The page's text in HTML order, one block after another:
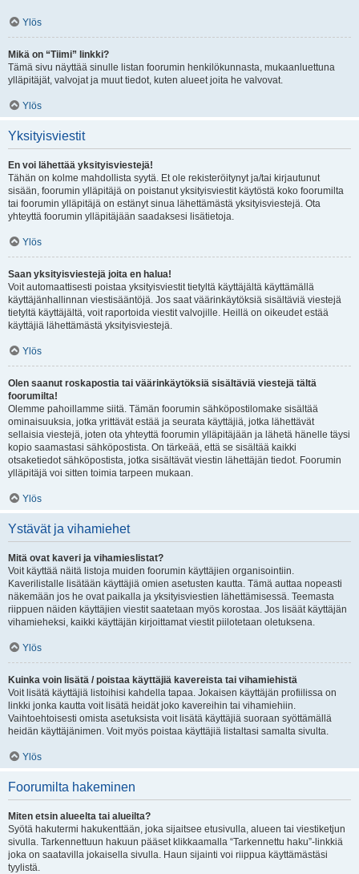
Ylös
Mikä on “Tiimi” linkki?
Tämä sivu näyttää sinulle listan foorumin henkilökunnasta, mukaanluettuna
ylläpitäjät, valvojat ja muut tiedot, kuten alueet joita he valvovat.
Ylös
Yksityisviestit
En voi lähettää yksityisviestejä!
Tähän on kolme mahdollista syytä. Et ole rekisteröitynyt ja/tai kirjautunut
sisään, foorumin ylläpitäjä on poistanut yksityisviestit käytöstä koko foorumilta
tai foorumin ylläpitäjä on estänyt sinua lähettämästä yksityisviestejä. Ota
yhteyttä foorumin ylläpitäjään saadaksesi lisätietoja.
Ylös
Saan yksityisviestejä joita en halua!
Voit automaattisesti poistaa yksityisviestit tietyltä käyttäjältä käyttämällä
käyttäjänhallinnan viestisääntöjä. Jos saat väärinkäytöksiä sisältäviä viestejä
tietyltä käyttäjältä, voit raportoida viestit valvojille. Heillä on oikeudet estää
käyttäjiä lähettämästä yksityisviestejä.
Ylös
Olen saanut roskapostia tai väärinkäytöksiä sisältäviä viestejä tältä
foorumilta!
Olemme pahoillamme siitä. Tämän foorumin sähköpostilomake sisältää
ominaisuuksia, jotka yrittävät estää ja seurata käyttäjiä, jotka lähettävät
sellaisia viestejä, joten ota yhteyttä foorumin ylläpitäjään ja lähetä hänelle täysi
kopio saamastasi sähköpostista. On tärkeää, että se sisältää kaikki
otsaketiedot sähköpostista, jotka sisältävät viestin lähettäjän tiedot. Foorumin
ylläpitäjä voi sitten toimia tarpeen mukaan.
Ylös
Ystävät ja vihamiehet
Mitä ovat kaveri ja vihamieslistat?
Voit käyttää näitä listoja muiden foorumin käyttäjien organisointiin.
Kaverilistalle lisätään käyttäjiä omien asetusten kautta. Tämä auttaa nopeasti
näkemään jos he ovat paikalla ja yksityisviestien lähettämisessä. Teemasta
riippuen näiden käyttäjien viestit saatetaan myös korostaa. Jos lisäät käyttäjän
vihamieheksi, kaikki käyttäjän kirjoittamat viestit piilotetaan oletuksena.
Ylös
Kuinka voin lisätä / poistaa käyttäjiä kavereista tai vihamiehistä
Voit lisätä käyttäjiä listoihisi kahdella tapaa. Jokaisen käyttäjän profiilissa on
linkki jonka kautta voit lisätä heidät joko kavereihin tai vihamiehiin.
Vaihtoehtoisesti omista asetuksista voit lisätä käyttäjiä suoraan syöttämällä
heidän käyttäjänimen. Voit myös poistaa käyttäjiä listaltasi samalta sivulta.
Ylös
Foorumilta hakeminen
Miten etsin alueelta tai alueilta?
Syötä hakutermi hakukenttään, joka sijaitsee etusivulla, alueen tai viestiketjun
sivulla. Tarkennettuun hakuun pääset klikkaamalla “Tarkennettu haku”-linkkiä
joka on saatavilla jokaisella sivulla. Haun sijainti voi riippua käyttämästäsi
tyylistä.